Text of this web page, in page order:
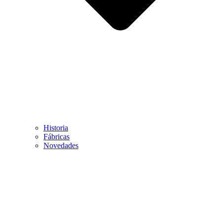
Historia
Fábricas
Novedades